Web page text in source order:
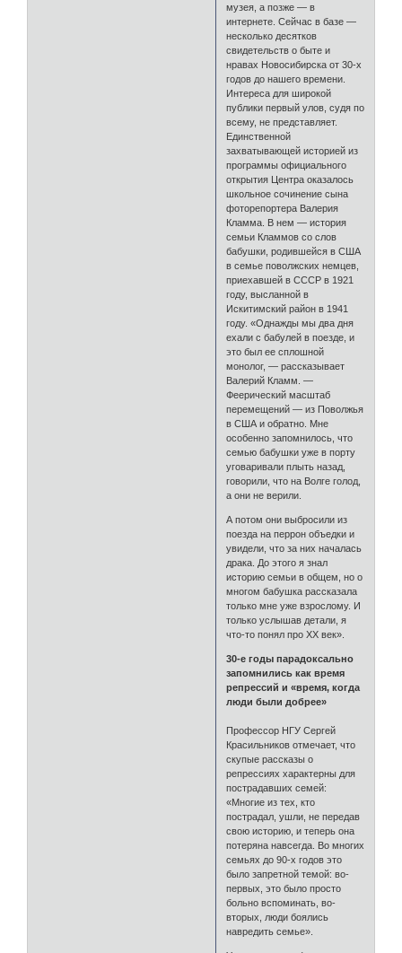
музея, а позже — в
интернете. Сейчас в базе —
несколько десятков
свидетельств о быте и
нравах Новосибирска от 30-х
годов до нашего времени.
Интереса для широкой
публики первый улов, судя по
всему, не представляет.
Единственной
захватывающей историей из
программы официального
открытия Центра оказалось
школьное сочинение сына
фоторепортера Валерия
Кламма. В нем — история
семьи Кламмов со слов
бабушки, родившейся в США
в семье поволжских немцев,
приехавшей в СССР в 1921
году, высланной в
Искитимский район в 1941
году. «Однажды мы два дня
ехали с бабулей в поезде, и
это был ее сплошной
монолог, — рассказывает
Валерий Кламм. —
Феерический масштаб
перемещений — из Поволжья
в США и обратно. Мне
особенно запомнилось, что
семью бабушки уже в порту
уговаривали плыть назад,
говорили, что на Волге голод,
а они не верили.
А потом они выбросили из
поезда на перрон объедки и
увидели, что за них началась
драка. До этого я знал
историю семьи в общем, но о
многом бабушка рассказала
только мне уже взрослому. И
только услышав детали, я
что-то понял про ХХ век».
30-е годы парадоксально
запомнились как время
репрессий и «время, когда
люди были добрее»
Профессор НГУ Сергей
Красильников отмечает, что
скупые рассказы о
репрессиях характерны для
пострадавших семей:
«Многие из тех, кто
пострадал, ушли, не передав
свою историю, и теперь она
потеряна навсегда. Во многих
семьях до 90-х годов это
было запретной темой: во-
первых, это было просто
больно вспоминать, во-
вторых, люди боялись
навредить семье».